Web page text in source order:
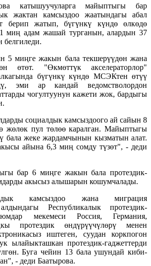
катышуучуларга майыптыгы бар
жактан камсыздоо жаатындагы абал
берип жатып, бүгүнкү күндө өлкөдө
миң адам жашай турганын, алардын 37
белгиледи.
5 миңге жакын бала текшерүүдөн жана
өтөт. "Өкмөттүк акселераторлор"
бүгүнкү күндө МСЭКтен өтүү
эми ар кандай ведомстволордон
чогултуунун кажети жок, бардыгы
социалдык камсыздоого ай сайын 8
жөлөк пул төлөө каралган. Майыптыгы
бала жеке жардамчынын кызматын алат.
айына 6,3 миң сомду түзөт", - деди
бар 6 миңге жакын бала протездик-
акысыз алышарын кошумчалады.
камсыздоо жана миграция
Республикалык протездик-
мекемеси Россия, Германия,
протездик өндүрүүчүлөрү менен
иштеген, суудан коркпогон
ылайыкташкан протездик-гаджеттерди
Буга чейин 13 бала ушундай киби-
- деди Баатырова.